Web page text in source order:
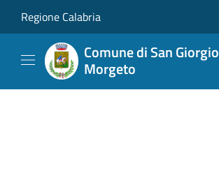
Regione Calabria
Comune di San Giorgio
Morgeto